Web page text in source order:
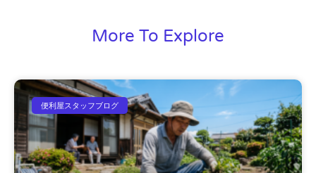
More To Explore
便利屋スタッフブログ